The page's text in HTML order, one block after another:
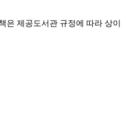
은 제공도서관 규정에 따라 상이